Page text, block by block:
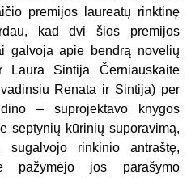
premijos laureatų rinktinę
kad dvi šios premijos
galvoja apie bendrą novelių
Laura Sintija Černiauskaitė
Renata ir Sintija) per
– suprojektavo knygos
septynių kūrinių suporavimą,
rinkinio antraštę,
pažymėjo jos parašymo